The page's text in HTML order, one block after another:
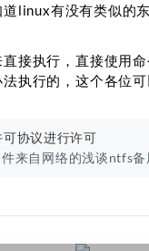
linux有没有类似的东
接执行，直接使用
执行的，这个各位
可协议进行许可
来自网络的浅谈ntfs备